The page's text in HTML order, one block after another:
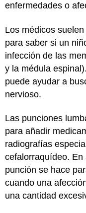
enfermedades o
Los médicos
para saber si un
infección de las
y la médula
puede ayudar a
nervioso.
Las punciones
para añadir
radiografías
cefalorraquídeo.
punción se hace
cuando una
una cantidad